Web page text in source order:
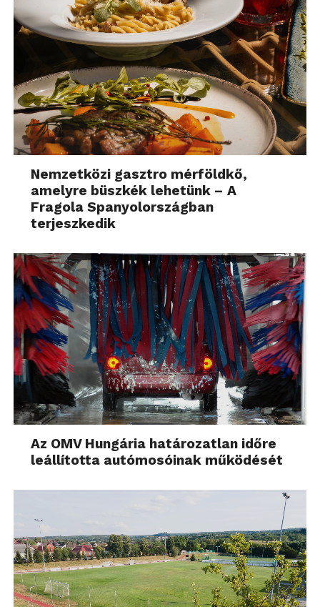
Nemzetközi gasztro mérföldkő,
amelyre büszkék lehetünk – A
Fragola Spanyolországban
terjeszkedik
Az OMV Hungária határozatlan időre
leállította autómosóinak működését